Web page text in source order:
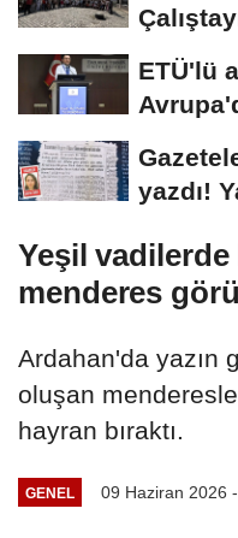
ETÜ'lü
yazdı!
Yeşil
menderes
Ardahan'da yazın
oluşan
hayran bıraktı.
GENEL 09 Haziran 2026